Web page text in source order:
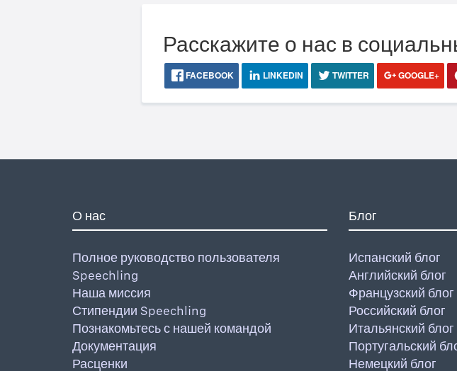
Расскажите о нас в
FACEBOOK LINKEDIN TWITTER GOOGLE+
О нас
Полное руководство пользователя
Speechling
Наша миссия
Стипендии Speechling
Познакомьтесь с нашей командой
Документация
Расценки
Блог
Испанский блог
Английский блог
Французский блог
Российский блог
Итальянский блог
Португальский
Немецкий блог